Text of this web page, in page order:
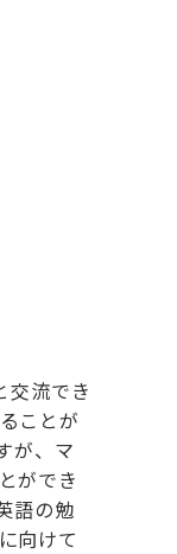
交流でき
ことが
が、マ
ができ
語の勉
向けて